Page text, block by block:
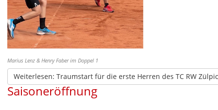
Marius Lenz & Henry Faber im Doppel 1
Weiterlesen: Traumstart für die erste Herren des TC RW
Saisoneröffnung